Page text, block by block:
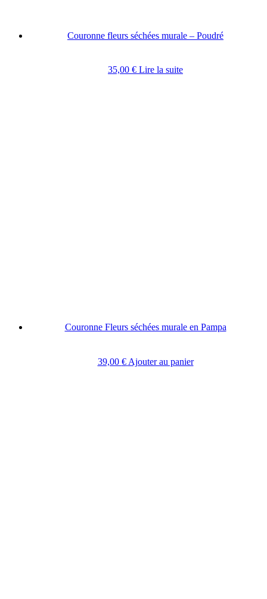
Couronne fleurs séchées murale – Poudré
35,00 € Lire la suite
Couronne Fleurs séchées murale en Pampa
39,00 € Ajouter au panier